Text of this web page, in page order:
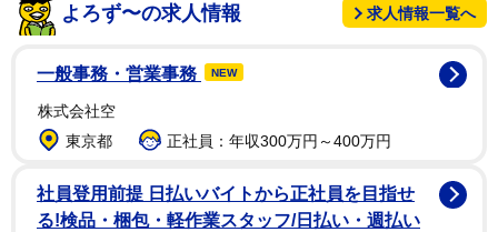
よろず〜の求人情報 求人情報一覧へ
一般事務・営業事務 NEW
株式会社空
東京都
正社員：年収300万円～400万円
社員登用前提 日払いバイトから正社員を目指せ
る!検品・梱包・軽作業スタッフ/日払い・週払い